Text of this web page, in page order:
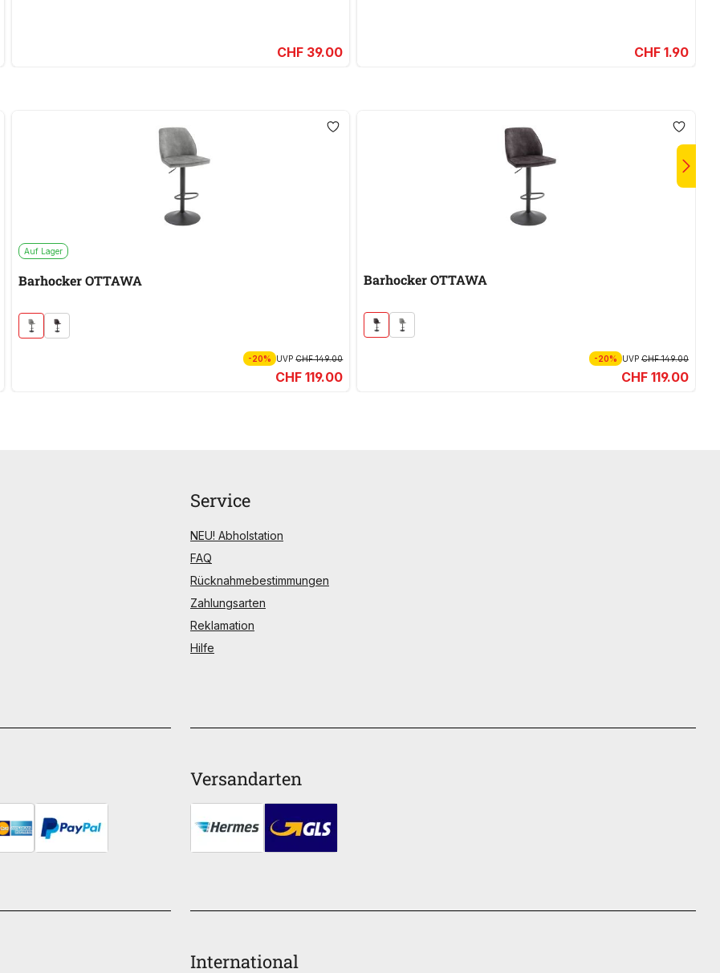
CHF 39.00 CHF 1.90
Auf Lager
Barhocker OTTAWA
-20% UVPCHF 149.00
CHF 119.00
Barhocker OTTAWA
-20% UVP CHF 149.00
CHF 119.00
Versandarten
International
Service
NEU! Abholstation
FAQ
Rücknahmebestimmungen
Zahlungsarten
Reklamation
Hilfe